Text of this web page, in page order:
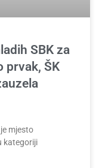
SBK za
prvak, ŠK
mjesto
kategoriji